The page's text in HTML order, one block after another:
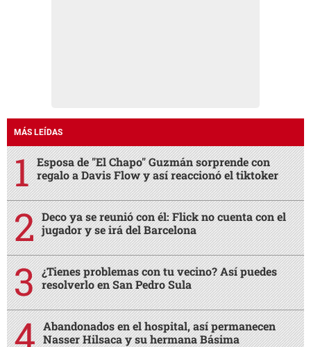
MÁS LEÍDAS
Esposa de "El Chapo" Guzmán sorprende con
regalo a Davis Flow y así reaccionó el tiktoker
Deco ya se reunió con él: Flick no cuenta con el
jugador y se irá del Barcelona
¿Tienes problemas con tu vecino? Así puedes
resolverlo en San Pedro Sula
Abandonados en el hospital, así permanecen
Nasser Hilsaca y su hermana Básima